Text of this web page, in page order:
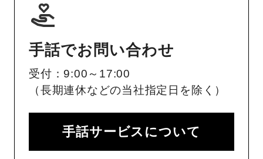
手話でお問い合わせ
受付：9:00～17:00
（長期連休などの当社指定日を除く）
手話サービスについて